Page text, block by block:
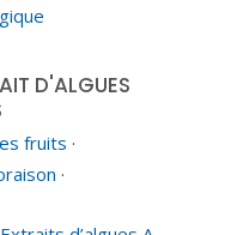
D'ALGUES
fruits ·
·